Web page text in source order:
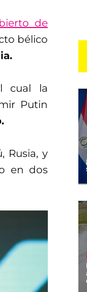
de
bélico
cual la
Putin
Rusia, y
en dos